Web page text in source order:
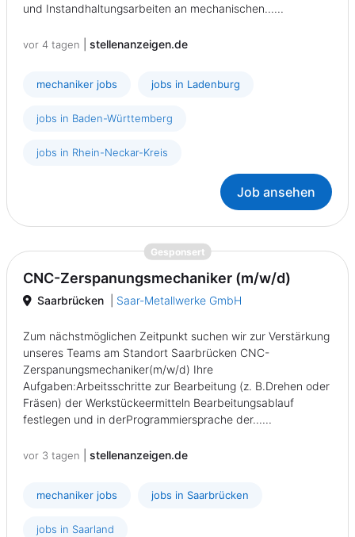
und Instandhaltungsarbeiten an mechanischen......
vor 4 tagen stellenanzeigen.de
mechaniker jobs jobs in Ladenburg
jobs in Baden-Württemberg
jobs in Rhein-Neckar-Kreis
Job ansehen
Gesponsert{prompt.job}
CNC-Zerspanungsmechaniker (m/w/d)
Saarbrücken Saar-Metallwerke GmbH
Zum nächstmöglichen Zeitpunkt suchen wir zur Verstärkung
unseres Teams am Standort Saarbrücken CNC-
Zerspanungsmechaniker(m/w/d) Ihre
Aufgaben:Arbeitsschritte zur Bearbeitung (z. B.Drehen oder
Fräsen) der Werkstückeermitteln Bearbeitungsablauf
festlegen und in derProgrammiersprache der......
vor 3 tagen stellenanzeigen.de
mechaniker jobs jobs in Saarbrücken
jobs in Saarland